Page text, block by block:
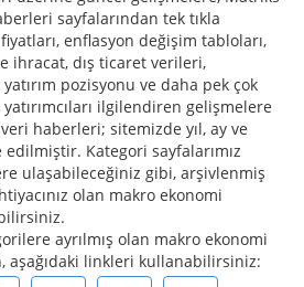
sayfalarından tek tıkla
enflasyon değişim tabloları,
ihracat, dış ticaret verileri,
pozisyonu ve daha pek çok
ilgilendiren gelişmelere
haberleri; sitemizde yıl, ay ve
Kategori sayfalarımız
ulaşabileceğiniz gibi, arşivlenmiş
olan makro ekonomi
ayrılmış olan makro ekonomi
aşağıdaki linkleri kullanabilirsiniz: